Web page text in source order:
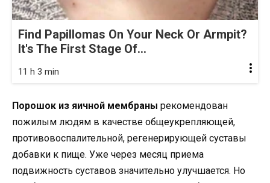
Find Papillomas On Your Neck Or Armpit?
It's The First Stage Of...
11 h 3 min
Порошок из яичной мембраны рекомендован
пожилым людям в качестве общеукрепляющей,
противовоспалительной, регенерирующей суставы
добавки к пище. Уже через месяц приема
подвижность суставов значительно улучшается. Но